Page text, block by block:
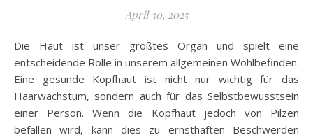
April 30, 2025
Die Haut ist unser größtes Organ und spielt eine
entscheidende Rolle in unserem allgemeinen Wohlbefinden.
Eine gesunde Kopfhaut ist nicht nur wichtig für das
Haarwachstum, sondern auch für das Selbstbewusstsein
einer Person. Wenn die Kopfhaut jedoch von Pilzen
befallen wird, kann dies zu ernsthaften Beschwerden